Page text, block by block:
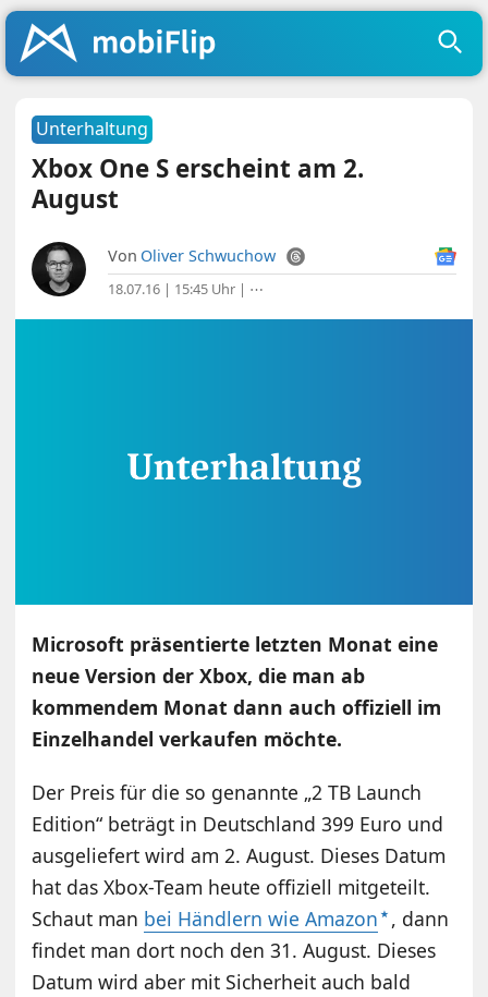
Unterhaltung
Xbox One S erscheint am 2.
August
Von Oliver Schwuchow
18.07.16 | 15:45 Uhr | ⋯
Microsoft präsentierte letzten Monat eine
neue Version der Xbox, die man ab
kommendem Monat dann auch offiziell im
Einzelhandel verkaufen möchte.
Der Preis für die so genannte „2 TB Launch
Edition“ beträgt in Deutschland 399 Euro und
ausgeliefert wird am 2. August. Dieses Datum
hat das Xbox-Team heute offiziell mitgeteilt.
Schaut man bei Händlern wie Amazon , dann
findet man dort noch den 31. August. Dieses
Datum wird aber mit Sicherheit auch bald